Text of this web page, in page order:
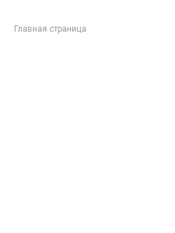
Главная страница